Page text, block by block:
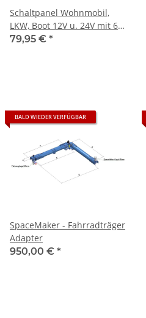
Schaltpanel Wohnmobil,
LKW, Boot 12V u. 24V mit 6
Ports
79,95 € *
BALD WIEDER VERFÜGBAR
SpaceMaker - Fahrradträger
Adapter
950,00 € *